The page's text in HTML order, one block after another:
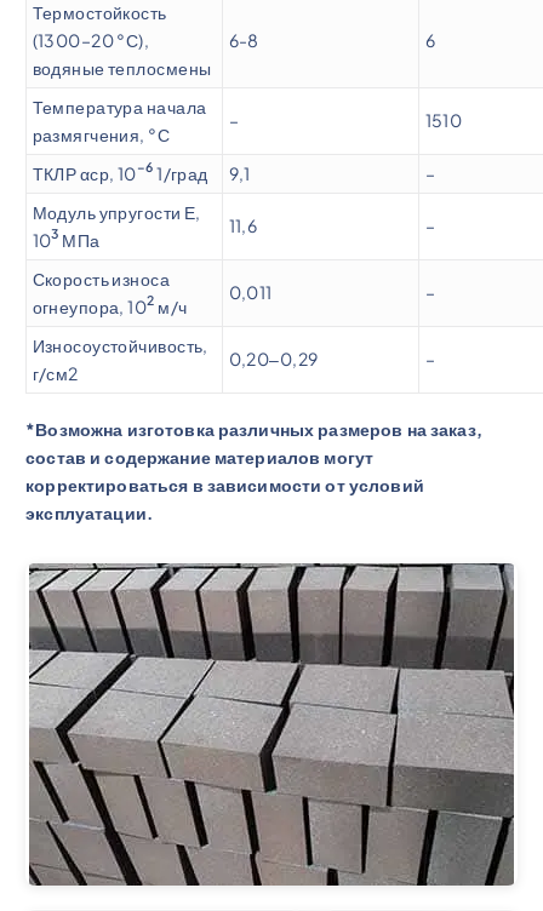
Термостойкость
(1300–20 °С),
водяные теплосмены
6-8 6
Температура начала
размягчения, °С
– 1510
ТКЛР αср, 10–6 1/град 9,1
–
Модуль упругости Е,
103 МПа
11,6 –
Скорость износа
огнеупора, 102 м/ч
0,011 –
Износоустойчивость,
г/см2
0,20‒0,29 –
*Возможна изготовка различных размеров на заказ,
состав и содержание материалов могут
корректироваться в зависимости от условий
эксплуатации.